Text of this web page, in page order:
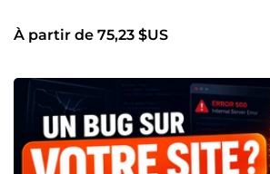
À partir de 75,23 $US